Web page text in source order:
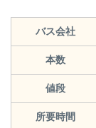
バス会社
本数
値段
所要時間